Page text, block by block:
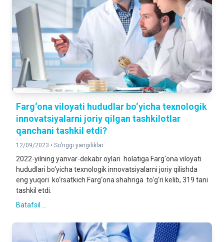
Farg‘ona viloyati hududlar bo‘yicha texnologik
innovatsiyalarni joriy qilgan tashkilotlar
qanchani tashkil etdi?
12/09/2023 • So'nggi yangiliklar
2022-yilning yanvar-dekabr oylari holatiga Farg‘ona viloyati
hududlari bo‘yicha texnologik innovatsiyalarni joriy qilishda
eng yuqori ko‘rsatkich Farg‘ona shahriga to‘g‘ri kelib, 319 tani
tashkil etdi.
Batafsil ...